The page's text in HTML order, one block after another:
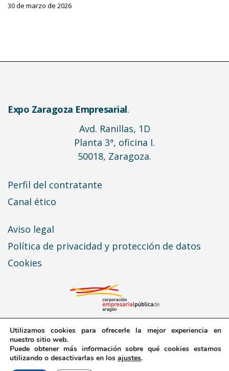
30 de marzo de 2026
Expo Zaragoza Empresarial.
Avd. Ranillas, 1D
Planta 3ª, oficina I.
50018, Zaragoza.
Perfil del contratante
Canal ético
Aviso legal
Política de privacidad y protección de datos
Cookies
© 2026 Expo Zaragoza Empresarial · Todos los
Utilizamos cookies para ofrecerle la mejor experiencia en
nuestro sitio web.
Puede obtener más información sobre qué cookies estamos
utilizando o desactivarlas en los ajustes.